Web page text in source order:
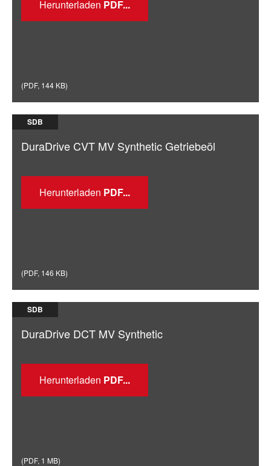
Herunterladen
(PDF, 144 KB)
SDB
DuraDrive CVT MV Synthetic Getriebeöl
Herunterladen
(PDF, 146 KB)
SDB
DuraDrive DCT MV Synthetic
Herunterladen
(PDF, 1 MB)